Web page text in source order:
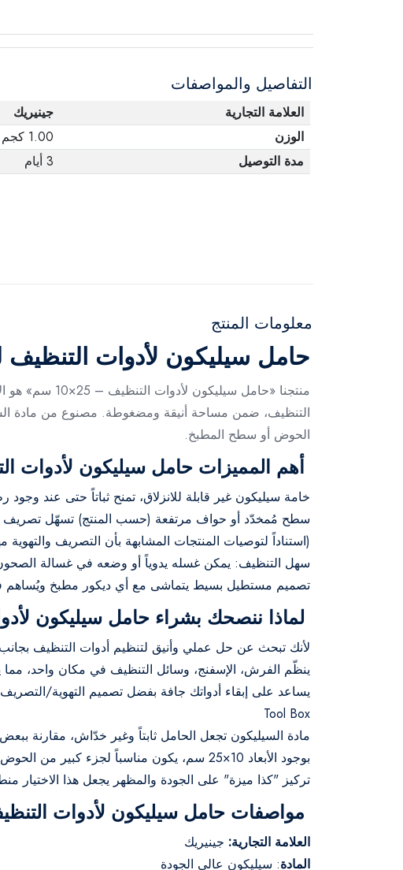
التفاصيل والمواصفات
العلامة التجارية
جينيريك
الوزن
1.00 كجم
مدة التوصيل
3 أيام
معلومات المنتج
حامل سيليكون لأدوات
منتجنا
الحوض أو سطح المطبخ.
أهم المميزات حامل سيليكون لأدوات
خامة سيليكون غير قابلة للانزلاق، تمنح ثباتاً حتى عند وجود
سطح مُمخدّد أو حواف مرتفعة (حسب المنتج) تسهّل تصريف
(استناداً لتوصيات المنتجات المشابهة بأن التصريف والتهوية
سهل التنظيف: يمكن غسله يدوياً أو وضعه في غسالة
تصميم مستطيل بسيط يتماشى مع أي ديكور مطبخ
لماذا ننصحك بشراء حامل سيليكون
لأنك تبحث عن حل عملي وأنيق لتنظيم أدوات التنظيف
ينظّم الفرش، الإسفنج، وسائل التنظيف في مكان واحد،
يساعد على إبقاء أدواتك جافة بفضل تصميم التهوية/
Tool Box
مادة السيليكون تجعل الحامل ثابتاً وغير خدّاش، مقارنة
بوجود الأبعاد ‎25×10 سم، يكون مناسباً لجزء كبير من الحوض أو جانب الحوض دون أن يشغل مساحة كبيرة.
تركيز "كذا ميزة" على الجودة والمظهر يجعل هذا
مواصفات حامل سيليكون لأدوات
العلامة التجارية: جينيريك
المادة: سيليكون عالي الجودة